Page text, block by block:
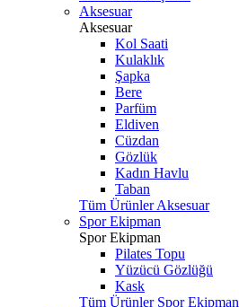
Aksesuar
Aksesuar
Kol Saati
Kulaklık
Şapka
Bere
Parfüm
Eldiven
Cüzdan
Gözlük
Kadın Havlu
Taban
Tüm Ürünler Aksesuar
Spor Ekipman
Spor Ekipman
Pilates Topu
Yüzücü Gözlüğü
Kask
Tüm Ürünler Spor Ekipman